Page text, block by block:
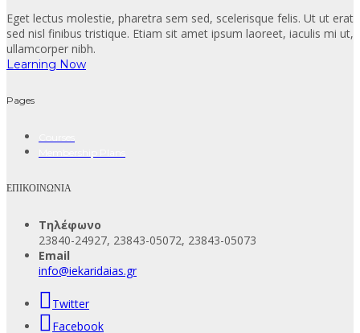
Eget lectus molestie, pharetra sem sed, scelerisque felis. Ut ut erat
sed nisl finibus tristique. Etiam sit amet ipsum laoreet, iaculis mi ut,
ullamcorper nibh.
Learning Now
Pages
ΕΠΙΚΟΙΝΩΝΙΑ
Τηλέφωνο
23840-24927, 23843-05072, 23843-05073
Email
info@iekaridaias.gr
Twitter
Facebook